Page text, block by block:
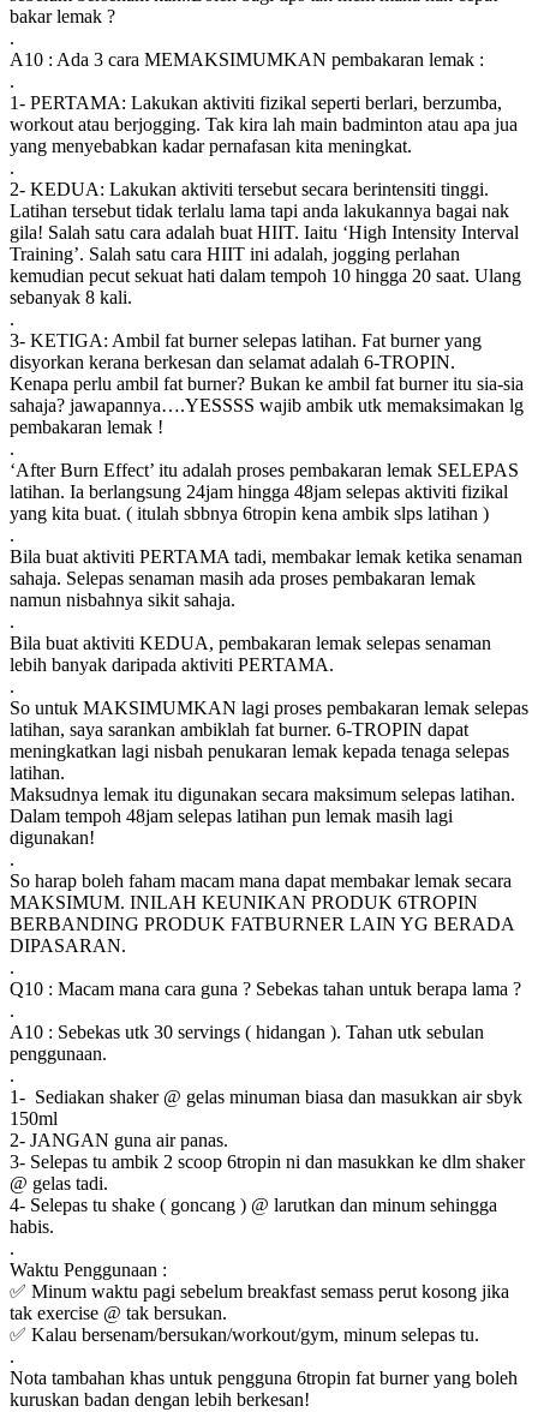
bakar lemak ?
.
A10 : Ada 3 cara MEMAKSIMUMKAN pembakaran lemak :
.
1- PERTAMA: Lakukan aktiviti fizikal seperti berlari, berzumba,
workout atau berjogging. Tak kira lah main badminton atau apa jua
yang menyebabkan kadar pernafasan kita meningkat.
.
2- KEDUA: Lakukan aktiviti tersebut secara berintensiti tinggi.
Latihan tersebut tidak terlalu lama tapi anda lakukannya bagai nak
gila! Salah satu cara adalah buat HIIT. Iaitu ‘High Intensity Interval
Training’. Salah satu cara HIIT ini adalah, jogging perlahan
kemudian pecut sekuat hati dalam tempoh 10 hingga 20 saat. Ulang
sebanyak 8 kali.
.
3- KETIGA: Ambil fat burner selepas latihan. Fat burner yang
disyorkan kerana berkesan dan selamat adalah 6-TROPIN.
Kenapa perlu ambil fat burner? Bukan ke ambil fat burner itu sia-sia
sahaja? jawapannya….YESSSS wajib ambik utk memaksimakan lg
pembakaran lemak !
.
‘After Burn Effect’ itu adalah proses pembakaran lemak SELEPAS
latihan. Ia berlangsung 24jam hingga 48jam selepas aktiviti fizikal
yang kita buat. ( itulah sbbnya 6tropin kena ambik slps latihan )
.
Bila buat aktiviti PERTAMA tadi, membakar lemak ketika senaman
sahaja. Selepas senaman masih ada proses pembakaran lemak
namun nisbahnya sikit sahaja.
.
Bila buat aktiviti KEDUA, pembakaran lemak selepas senaman
lebih banyak daripada aktiviti PERTAMA.
.
So untuk MAKSIMUMKAN lagi proses pembakaran lemak selepas
latihan, saya sarankan ambiklah fat burner. 6-TROPIN dapat
meningkatkan lagi nisbah penukaran lemak kepada tenaga selepas
latihan.
Maksudnya lemak itu digunakan secara maksimum selepas latihan.
Dalam tempoh 48jam selepas latihan pun lemak masih lagi
digunakan!
.
So harap boleh faham macam mana dapat membakar lemak secara
MAKSIMUM. INILAH KEUNIKAN PRODUK 6TROPIN
BERBANDING PRODUK FATBURNER LAIN YG BERADA
DIPASARAN.
.
Q10 : Macam mana cara guna ? Sebekas tahan untuk berapa lama ?
.
A10 : Sebekas utk 30 servings ( hidangan ). Tahan utk sebulan
penggunaan.
.
1- Sediakan shaker @ gelas minuman biasa dan masukkan air sbyk
150ml
2- JANGAN guna air panas.
3- Selepas tu ambik 2 scoop 6tropin ni dan masukkan ke dlm shaker
@ gelas tadi.
4- Selepas tu shake ( goncang ) @ larutkan dan minum sehingga
habis.
.
Waktu Penggunaan :
✅ Minum waktu pagi sebelum breakfast semass perut kosong jika
tak exercise @ tak bersukan.
✅ Kalau bersenam/bersukan/workout/gym, minum selepas tu.
.
Nota tambahan khas untuk pengguna 6tropin fat burner yang boleh
kuruskan badan dengan lebih berkesan!